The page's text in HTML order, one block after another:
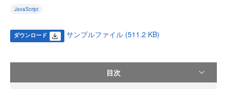
JavaScript
ダウンロード サンプルファイル (511.2 KB)
目次